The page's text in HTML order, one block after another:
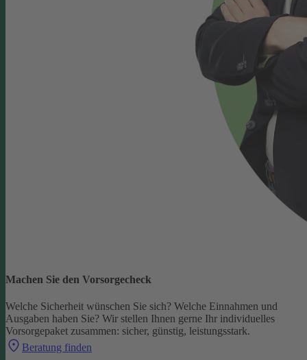
Machen Sie den Vorsorgecheck
Welche Sicherheit wünschen Sie sich? Welche Einnahmen und
Ausgaben haben Sie? Wir stellen Ihnen gerne Ihr individuelles
Vorsorgepaket zusammen: sicher, günstig, leistungsstark.
Beratung finden